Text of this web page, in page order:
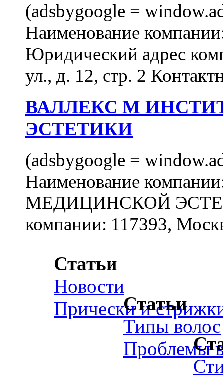
(adsbygoogle =
Наименование
Юридический адрес
ул., д. 12, стр. 2
ВАЛЛЕКС М
ЭСТЕТИКИ
(adsbygoogle =
Наименование
МЕДИЦИНСКОЙ
компании: 117393,
Статьи
Новости
Прически иСтатьи
Типы волос
Проблемы